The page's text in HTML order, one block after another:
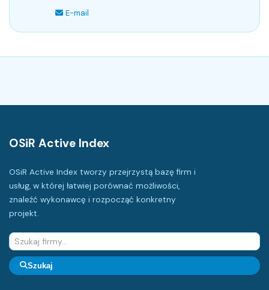
E-mail
OSiR Active Index
OSiR Active Index tworzy przejrzystą bazę firm i
usług, w której łatwiej porównać możliwości,
znaleźć wykonawcę i rozpocząć konkretny
projekt.
Szukaj